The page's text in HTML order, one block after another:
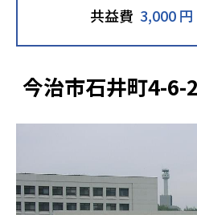
共益費 3,000 円
今治市石井町4-6-